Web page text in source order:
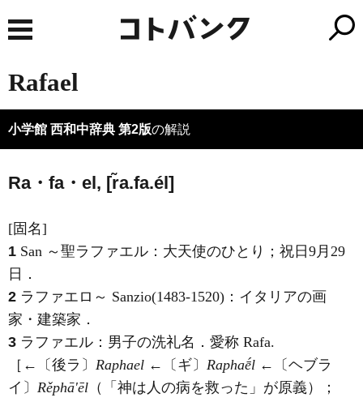
Rafael
小学館 西和中辞典 第2版の解説
Ra・fa・el, [r̃a.fa.él]
[固名]
1 San ～聖ラファエル：大天使のひとり；祝日9月29
日．
2 ラファエロ～ Sanzio(1483-1520)：イタリアの画
家・建築家．
3 ラファエル：男子の洗礼名．愛称 Rafa.
［←〔後ラ〕 Raphael ←〔ギ〕 Raphaḗl ←〔ヘブラ
イ〕 Rěphā'ēl （「神は人の病を救った」が原義）；